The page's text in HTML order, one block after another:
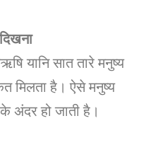
यानि सात तारे मनुष्य
मिलता है। ऐसे मनुष्य
अंदर हो जाती है।